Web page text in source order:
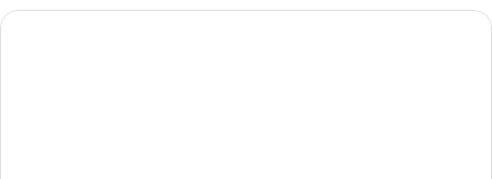
Basic